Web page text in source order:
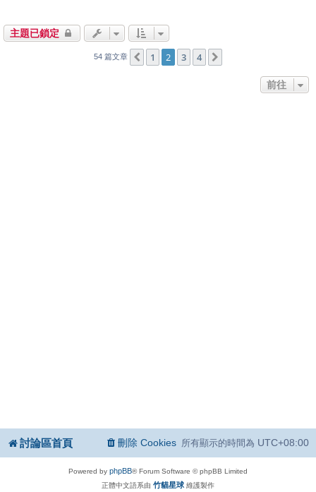
主題已鎖定
54 篇文章 上一頁
1 2 3 4
前往
討論區首頁 所有顯示的時間為 UTC+08:00
刪除 Cookies
Powered by phpBB® Forum Software © phpBB Limited
正體中文語系由 竹貓星球 維護製作